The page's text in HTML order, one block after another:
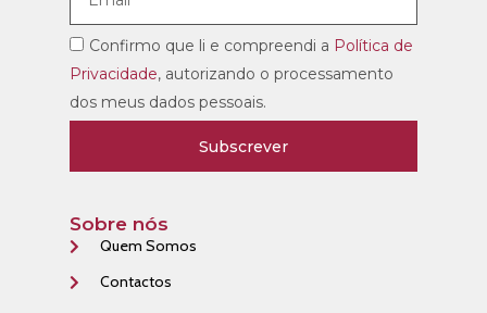
Sobre nós
Quem Somos
Contactos
Confirmo que li e compreendi a Política de
Privacidade, autorizando o processamento
dos meus dados pessoais.
Subscrever